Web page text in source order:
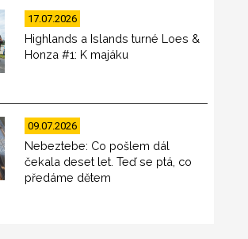
17.07.2026
Highlands a Islands turné Loes &
Honza #1: K majáku
09.07.2026
Nebeztebe: Co pošlem dál
čekala deset let. Teď se ptá, co
předáme dětem